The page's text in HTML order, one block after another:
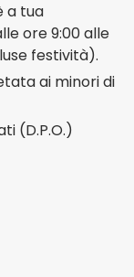
a tua
ore 9:00 alle
festività).
ai minori di
(D.P.O.)